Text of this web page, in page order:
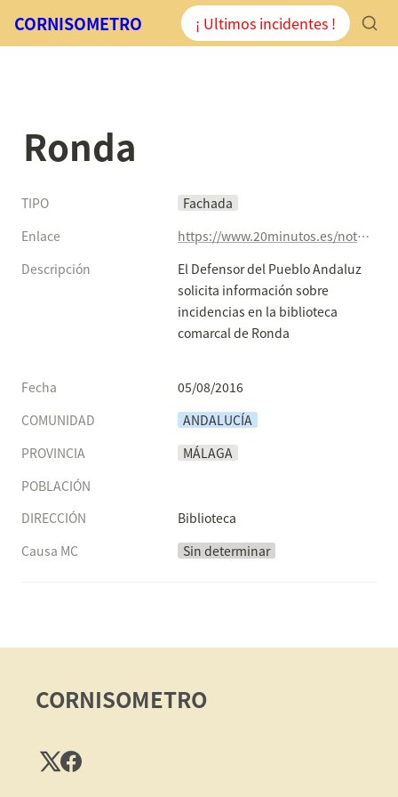
CORNISOMETRO ¡ Ultimos incidentes !
Ronda
TIPO
Fachada
Enlace
https://www.20minutos.es/noticia/2812030/0/defensor-pueblo-andaluz-solicita-informacion-sobre-incidencias-biblioteca-comarcal-ronda/#xtor=AD-15&xts=467263
Descripción
El Defensor del Pueblo Andaluz
solicita información sobre
incidencias en la biblioteca
comarcal de Ronda
Fecha
05/08/2016
COMUNIDAD
ANDALUCÍA
PROVINCIA
MÁLAGA
POBLACIÓN
DIRECCIÓN
Biblioteca
Causa MC
Sin determinar
CORNISOMETRO